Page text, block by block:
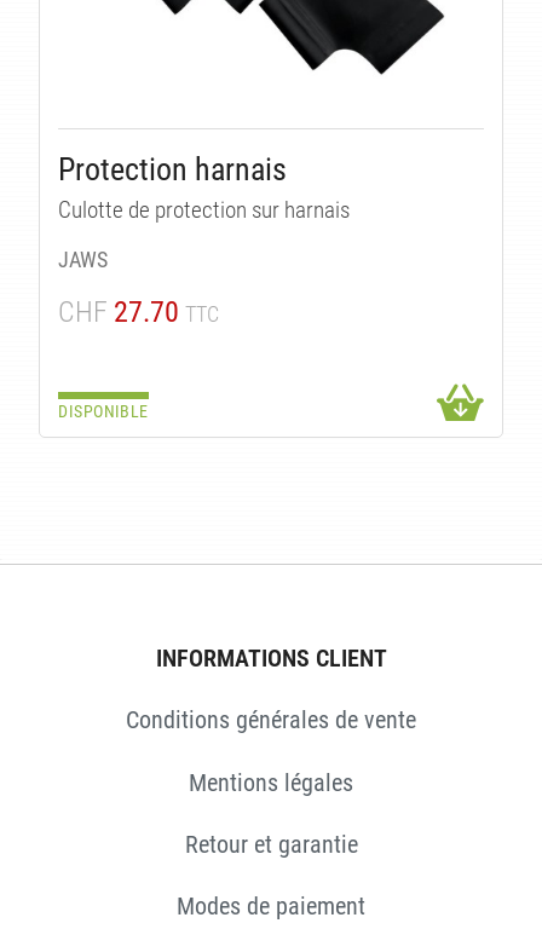
Protection harnais
Culotte de protection sur harnais
JAWS
CHF 27.70 TTC
DISPONIBLE
INFORMATIONS CLIENT
Conditions générales de vente
Mentions légales
Retour et garantie
Modes de paiement